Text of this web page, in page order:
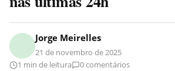
Jorge Meirelles
21 de novembro de 2025
1 min de leitura
0 comentários